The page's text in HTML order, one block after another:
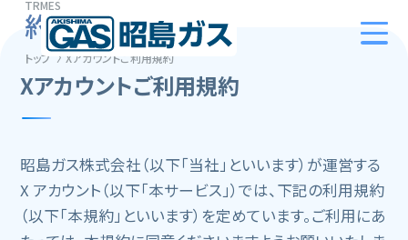
TRMES
約款
トップ Xアカウントご利用規約
Xアカウントご利用規約
昭島ガス株式会社（以下「当社」といいます）が運営する
X アカウント（以下「本サービス」）では、下記の利用規約
（以下「本規約」といいます）を定めています。ご利用にあ